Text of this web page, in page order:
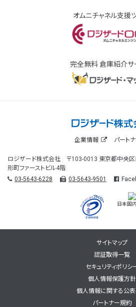
オムニチャネル支援
完全無料 倉庫紹介サ
企業情報 パート
ロジザード株式会社 〒103-0013 東京都中央
形町ファーストビル4階
03-5643-6228
03-5643-9501
日本国
サイトマップ
認証取得一覧
セキュリティポリシ
個人情報保護方針
個人情報に関する公
パートナー規約